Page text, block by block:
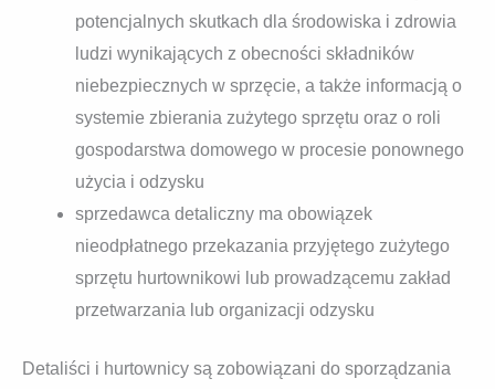
potencjalnych skutkach dla środowiska i zdrowia
ludzi wynikających z obecności składników
niebezpiecznych w sprzęcie, a także informacją o
systemie zbierania zużytego sprzętu oraz o roli
gospodarstwa domowego w procesie ponownego
użycia i odzysku
sprzedawca detaliczny ma obowiązek
nieodpłatnego przekazania przyjętego zużytego
sprzętu hurtownikowi lub prowadzącemu zakład
przetwarzania lub organizacji odzysku
Detaliści i hurtownicy są zobowiązani do sporządzania